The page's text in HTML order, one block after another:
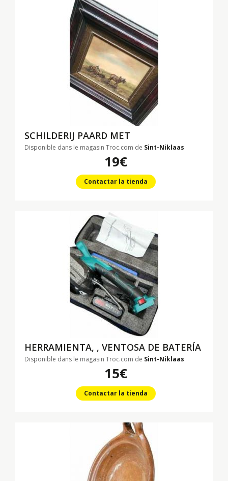
SCHILDERIJ PAARD MET
Disponible dans le magasin Troc.com de Sint-Niklaas
19€
Contactar la tienda
HERRAMIENTA, , VENTOSA DE BATERÍA
Disponible dans le magasin Troc.com de Sint-Niklaas
15€
Contactar la tienda